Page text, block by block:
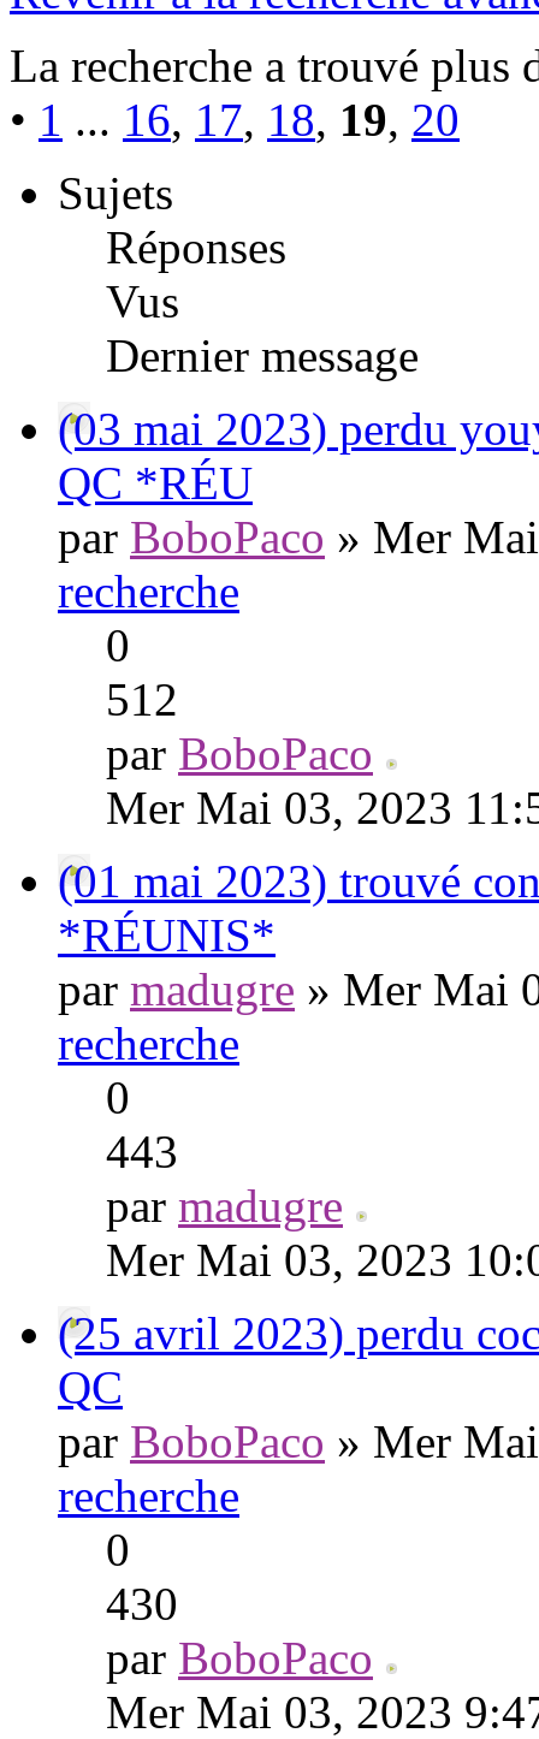
La recherche a trouvé plus
• 1 ... 16, 17, 18, 19, 20
Sujets
Réponses
Vus
Dernier message
(03 mai 2023) perdu
QC *RÉU
par BoboPaco » Mer
recherche
0
512
par BoboPaco
Mer Mai 03, 2023
(01 mai 2023) trouvé
*RÉUNIS*
par madugre » Mer Mai
recherche
0
443
par madugre
Mer Mai 03, 2023
(25 avril 2023) perdu
QC
par BoboPaco » Mer
recherche
0
430
par BoboPaco
Mer Mai 03, 2023